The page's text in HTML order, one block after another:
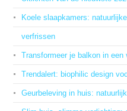
Koele slaapkamers:
verfrissen
Transformeer je balkon in
Trendalert: biophilic design
Geurbeleving in huis: